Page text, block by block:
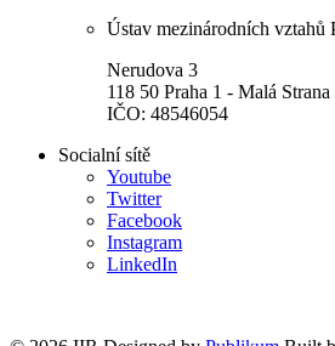
Ústav mezinárodních vztahů
Nerudova 3
118 50 Praha 1 - Malá Strana
IČO: 48546054
Socialní sítě
Youtube
Twitter
Facebook
Instagram
LinkedIn